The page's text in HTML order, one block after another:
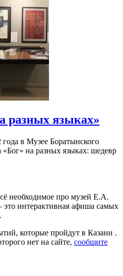
разных языках»
в Музее Боратынского
на разных языках: шедевр
необходимое про музей Е.А.
интерактивная афиша самых
которые пройдут в Казани .
нет на сайте, сообщите